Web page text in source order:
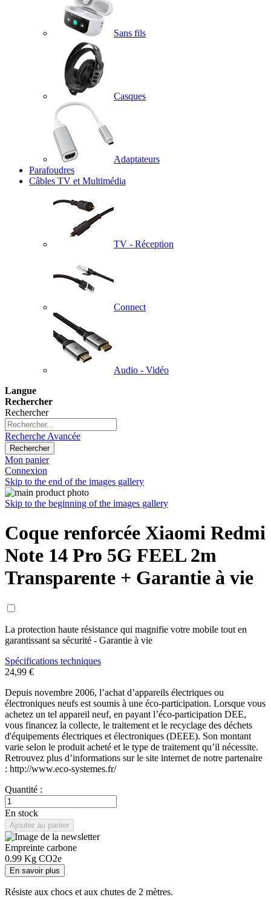
Sans fils
Casques
Adaptateurs
Parafoudres
Câbles TV et Multimédia
TV - Réception
Connect
Audio - Vidéo
Langue
Rechercher
Rechercher
Recherche Avancée
Rechercher
Mon panier
Connexion
Skip to the end of the images gallery
Skip to the beginning of the images gallery
Coque renforcée Xiaomi Redmi
Note 14 Pro 5G FEEL 2m
Transparente + Garantie à vie
La protection haute résistance qui magnifie votre mobile tout en
garantissant sa sécurité - Garantie à vie
Spécifications techniques
24,99 €
Depuis novembre 2006, l’achat d’appareils électriques ou
électroniques neufs est soumis à une éco-participation. Lorsque vous
achetez un tel appareil neuf, en payant l’éco-participation DEE,
vous financez la collecte, le traitement et le recyclage des déchets
d'équipements électriques et électroniques (DEEE). Son montant
varie selon le produit acheté et le type de traitement qu’il nécessite.
Retrouvez plus d’informations sur le site internet de notre partenaire
: http://www.eco-systemes.fr/
Quantité :
En stock
Ajouter au panier
Empreinte carbone
0.99 Kg CO2e
En savoir plus
Résiste aux chocs et aux chutes de 2 mètres.